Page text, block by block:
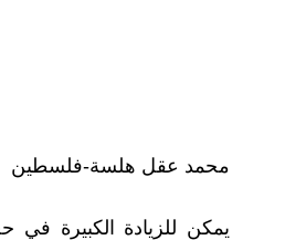
محمد عقل هلسة-فلسطين
يمكن للزيادة الكبيرة